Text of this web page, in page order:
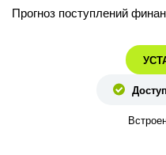
Прогноз поступлений